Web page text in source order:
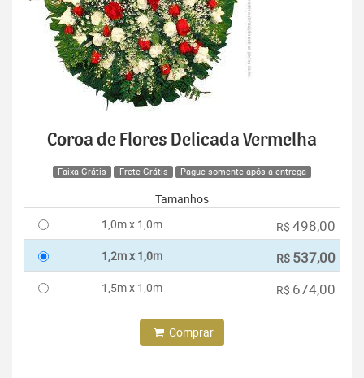
Coroa de Flores Delicada Vermelha
Faixa Grátis Frete Grátis Pague somente após a entrega
Tamanhos
1,0m x 1,0m
R$ 498,00
1,2m x 1,0m R$ 537,00
1,5m x 1,0m R$ 674,00
Comprar